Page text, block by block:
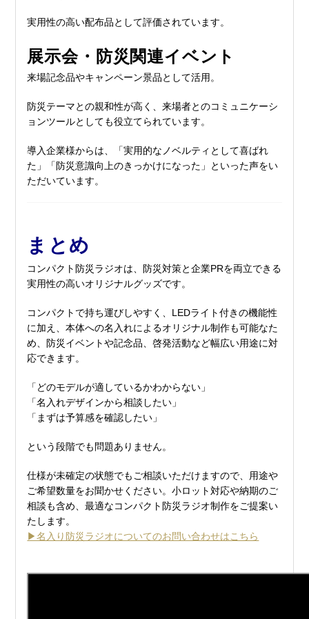
実用性の高い配布品として評価されています。
展示会・防災関連イベント
来場記念品やキャンペーン景品として活用。
防災テーマとの親和性が高く、来場者とのコミュニケーシ
ョンツールとしても役立てられています。
導入企業様からは、「実用的なノベルティとして喜ばれ
た」「防災意識向上のきっかけになった」といった声をい
ただいています。
まとめ
コンパクト防災ラジオは、防災対策と企業PRを両立できる
実用性の高いオリジナルグッズです。
コンパクトで持ち運びしやすく、LEDライト付きの機能性
に加え、本体への名入れによるオリジナル制作も可能なた
め、防災イベントや記念品、啓発活動など幅広い用途に対
応できます。
「どのモデルが適しているかわからない」
「名入れデザインから相談したい」
「まずは予算感を確認したい」
という段階でも問題ありません。
仕様が未確定の状態でもご相談いただけますので、用途や
ご希望数量をお聞かせください。小ロット対応や納期のご
相談も含め、最適なコンパクト防災ラジオ制作をご提案い
たします。
▶名入り防災ラジオについてのお問い合わせはこちら